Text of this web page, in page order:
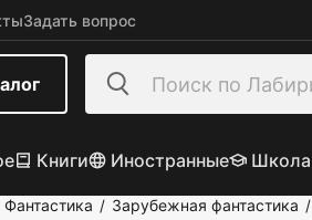
Задать вопрос
Книги Иностранные Школа
Фантастика / Зарубежная фантастика /